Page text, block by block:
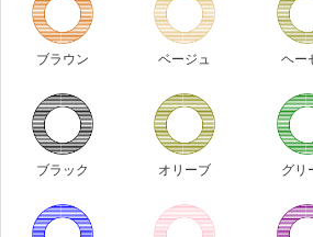
ブラウン ベージュ ヘー
ブラック オリーブ グリ